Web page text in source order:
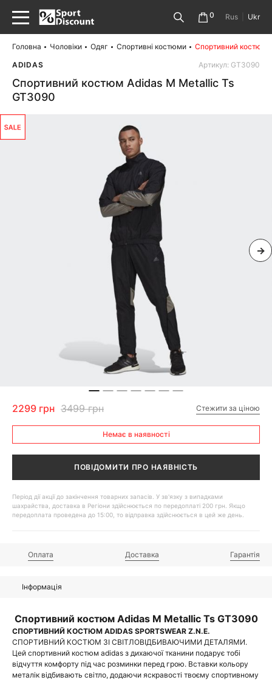
0 Rus Ukr
Головна Чоловіки Одяг Спортивні костюми
Спортивний костюм
ADIDAS
Артикул: GT3090
Спортивний костюм Adidas M Metallic Ts
GT3090
2299 грн 3499 грн Стежити за ціною
Немає в наявності
ПОВІДОМИТИ ПРО НАЯВНІСТЬ
Період дії акції до закінчення товарних запасів. У зв'язку з випадками
шахрайства, доставка в Регіони здійснюється по передоплаті 200 грн. Якщо
передоплата проведена до 15:00, то відправка здійснюється в цей же день.
Оплата Доставка Гарантія
Інформація
Спортивний костюм Adidas M Metallic Ts GT3090
СПОРТИВНИЙ КОСТЮМ ADIDAS SPORTSWEAR Z.N.E.
СПОРТИВНИЙ КОСТЮМ ЗІ СВІТЛОВІДБИВАЮЧИМИ ДЕТАЛЯМИ.
Цей спортивний костюм adidas з дихаючої тканини подарує тобі
відчуття комфорту під час розминки перед грою. Вставки кольору
металік відбивають світло, додаючи яскравості твоєму спортивному